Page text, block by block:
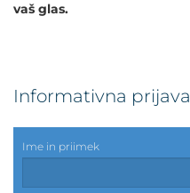
vaš glas.
Informativna prijava
Ime in priimek